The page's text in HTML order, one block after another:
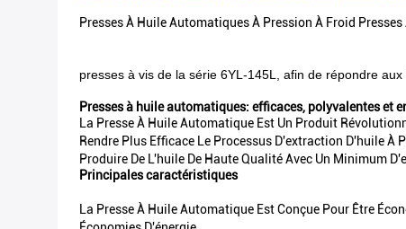
Presses À Huile Automatiques À Pression À Froid
presses à vis de la série 6YL-145L, afin de répondre
Presses à huile automatiques: efficaces, polyvalentes et
La Presse À Huile Automatique Est Un Produit
Rendre Plus Efficace Le Processus D'extraction D'huile À
Produire De L'huile De Haute Qualité Avec Un Minimum
Principales caractéristiques
La Presse À Huile Automatique Est Conçue Pour Être